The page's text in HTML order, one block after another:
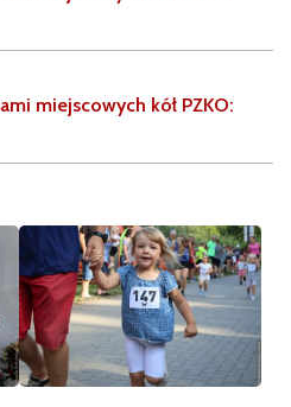
miejscowych kół PZKO: